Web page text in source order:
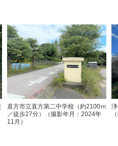
直方市立直方第二中学校（約2100ｍ
／徒歩27分）（撮影年月：2024年
11月）